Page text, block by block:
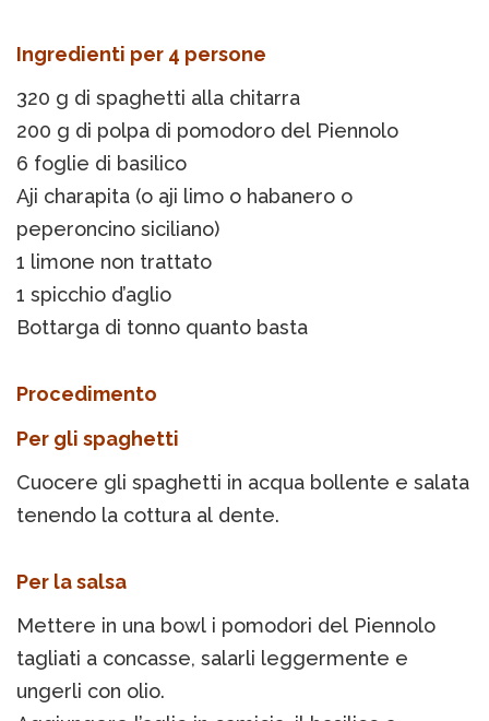
Ingredienti per 4 persone
320 g di spaghetti alla chitarra
200 g di polpa di pomodoro del Piennolo
6 foglie di basilico
Aji charapita (o aji limo o habanero o
peperoncino siciliano)
1 limone non trattato
1 spicchio d’aglio
Bottarga di tonno quanto basta
Procedimento
Per gli spaghetti
Cuocere gli spaghetti in acqua bollente e salata
tenendo la cottura al dente.
Per la salsa
Mettere in una bowl i pomodori del Piennolo
tagliati a concasse, salarli leggermente e
ungerli con olio.